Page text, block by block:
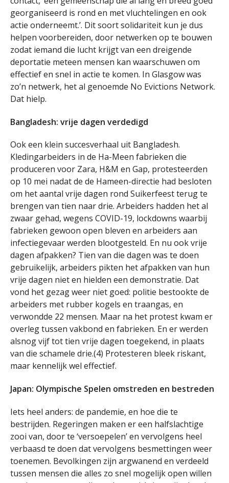
georganiseerd is rond en met vluchtelingen en ook
actie onderneemt.’. Dit soort solidariteit kun je dus
helpen voorbereiden, door netwerken op te bouwen
zodat iemand die lucht krijgt van een dreigende
deportatie meteen mensen kan waarschuwen om
effectief en snel in actie te komen. In Glasgow was
zo’n netwerk, het al genoemde No Evictions Network.
Dat hielp.
Bangladesh: vrije dagen verdedigd
Ook een klein succesverhaal uit Bangladesh.
Kledingarbeiders in de Ha-Meen fabrieken die
produceren voor Zara, H&M en Gap, protesteerden
op 10 mei nadat de de Hameen-directie had besloten
om het aantal vrije dagen rond Suikerfeest terug te
brengen van tien naar drie. Arbeiders hadden het al
zwaar gehad, wegens COVID-19, lockdowns waarbij
fabrieken gewoon open bleven en arbeiders aan
infectiegevaar werden blootgesteld. En nu ook vrije
dagen afpakken? Tien van die dagen was te doen
gebruikelijk, arbeiders pikten het afpakken van hun
vrije dagen niet en hielden een demonstratie. Dat
vond het gezag weer niet goed: politie bestookte de
arbeiders met rubber kogels en traangas, en
verwondde 22 mensen. Maar na het protest kwam er
overleg tussen vakbond en fabrieken. En er werden
alsnog vijf tot tien vrije dagen toegekend, in plaats
van die schamele drie.(4) Protesteren bleek riskant,
maar kennelijk wel effectief.
Japan: Olympische Spelen omstreden en bestreden
Iets heel anders: de pandemie, en hoe die te
bestrijden. Regeringen maken er een halfslachtige
zooi van, door te ‘versoepelen’ en vervolgens heel
verbaasd te doen dat vervolgens besmettingen weer
toenemen. Bevolkingen zijn argwanend en verdeeld
tussen mensen die alles zo snel mogelijk open willen